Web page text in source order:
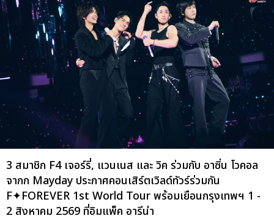
3 สมาชิก F4 เจอร์รี่, แวนเนส และ วิค ร่วมกับ อาซิ่น โวคอล
จากก Mayday ประกาศคอนเสิร์ตเวิลด์ทัวร์ร่วมกัน
F✦FOREVER 1st World Tour พร้อมเยือนกรุงเทพฯ 1 -
2 สิงหาคม 2569 ที่อิมแพ็ค อารีน่า